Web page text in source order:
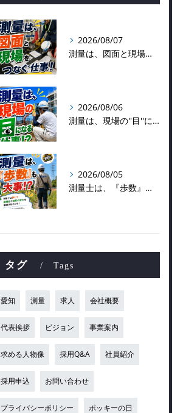
2026/08/07
測量は、図面と現場をつなぐ仕事！
2026/08/06
測量は、現場の''目''になる仕事！？
2026/08/05
測量士は、『歩数』も大事！？
タグ Tags
愛知 測量 求人 会社概要
代表挨拶 ビジョン 事業案内
求める人物像 採用Q&A 社員紹介
採用申込 お問い合わせ
プライバシーポリシー ポッキーの日